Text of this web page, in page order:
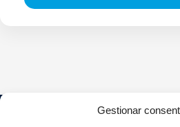
Gestionar